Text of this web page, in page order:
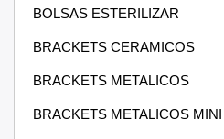
BOLSAS ESTERILIZAR
BRACKETS CERAMICOS
BRACKETS METALICOS
BRACKETS METALICOS MINI